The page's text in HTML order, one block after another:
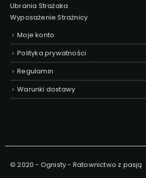
Ubrania Strażaka
Wyposażenie Strażnicy
Moje konto
Polityka prywatności
Regulamin
Warunki dostawy
© 2020 - Ognisty - Ratownictwo z pasją